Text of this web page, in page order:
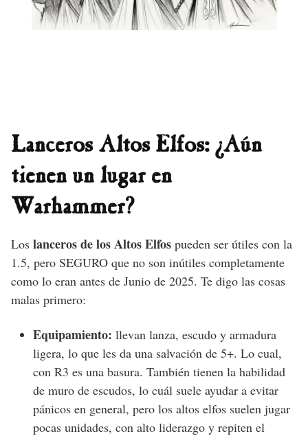
Lanceros Altos Elfos: ¿Aún
tienen un lugar en
Warhammer?
Los lanceros de los Altos Elfos pueden ser útiles con la
1.5, pero SEGURO que no son inútiles completamente
como lo eran antes de Junio de 2025. Te digo las cosas
malas primero:
Equipamiento: llevan lanza, escudo y armadura
ligera, lo que les da una salvación de 5+. Lo cual,
con R3 es una basura. También tienen la habilidad
de muro de escudos, lo cuál suele ayudar a evitar
pánicos en general, pero los altos elfos suelen jugar
pocas unidades, con alto liderazgo y repiten el